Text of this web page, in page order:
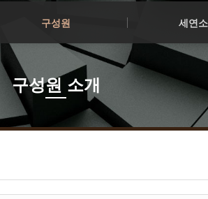
구성원
구성원 소개
세연
공지사항
구성원 소개